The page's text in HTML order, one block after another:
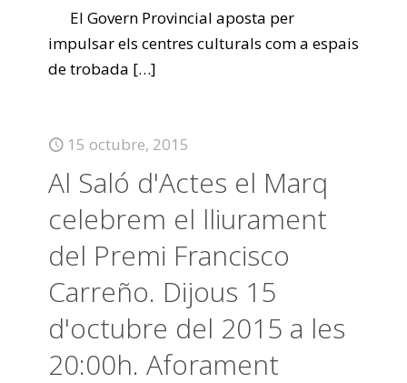
El Govern Provincial aposta per
impulsar els centres culturals com a espais
de trobada […]
15 octubre, 2015
Al Saló d'Actes el Marq
celebrem el lliurament
del Premi Francisco
Carreño. Dijous 15
d'octubre del 2015 a les
20:00h. Aforament